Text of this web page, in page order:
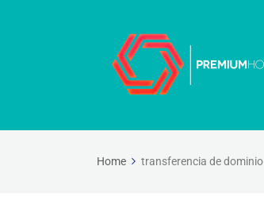
Home transferencia de dominio